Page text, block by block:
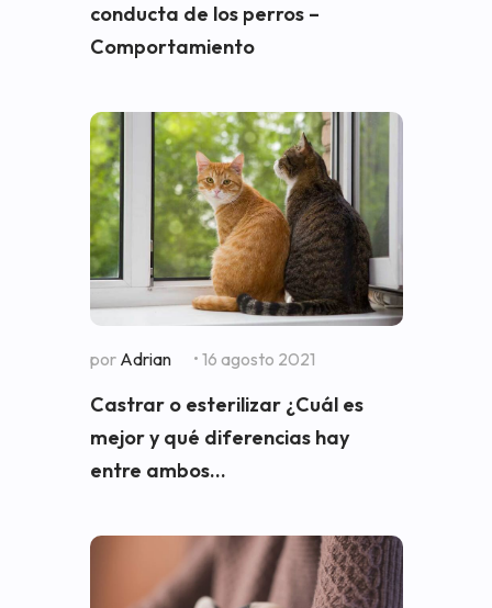
conducta de los perros –
Comportamiento
por Adrian • 16 agosto 2021
Castrar o esterilizar ¿Cuál es
mejor y qué diferencias hay
entre ambos...